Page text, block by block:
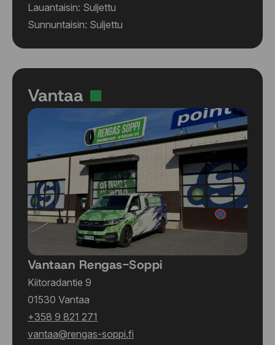
Lauantaisin: Suljettu
Sunnuntaisin: Suljettu
Vantaa
Vantaan Rengas-Soppi
Kiitoradantie 9
01530 Vantaa
+358 9 821 271
vantaa@rengas-soppi.fi